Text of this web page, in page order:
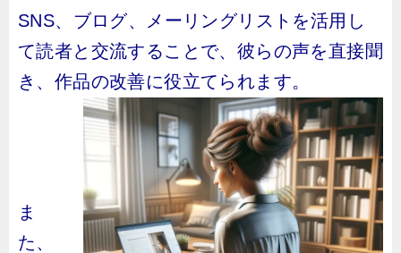
SNS、ブログ、メーリングリストを活用し
て読者と交流することで、彼らの声を直接聞
き、作品の改善に役立てられます。
ま
た、